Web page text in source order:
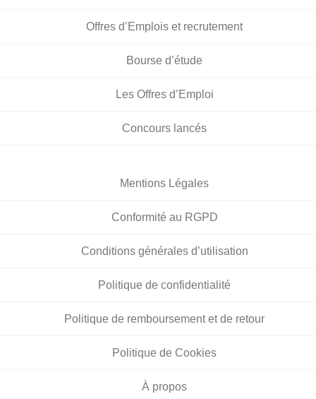
Offres d’Emplois et recrutement
Bourse d’étude
Les Offres d’Emploi
Concours lancés
Mentions Légales
Conformité au RGPD
Conditions générales d’utilisation
Politique de confidentialité
Politique de remboursement et de retour
Politique de Cookies
À propos